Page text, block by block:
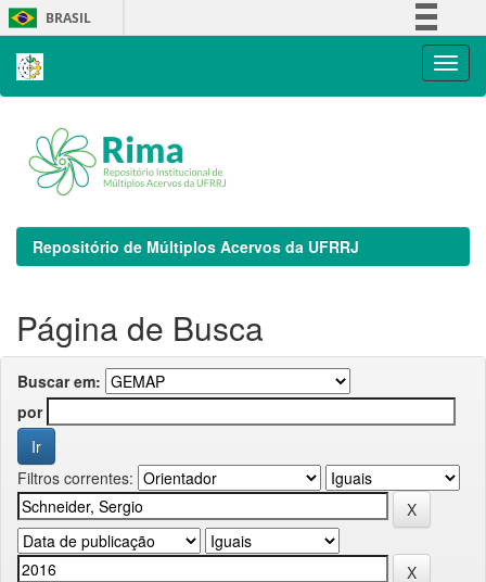
Skip
navigation
BRASIL
Repositório de Múltiplos Acervos da UFRRJ
Página de Busca
Buscar em:
por
Filtros correntes: